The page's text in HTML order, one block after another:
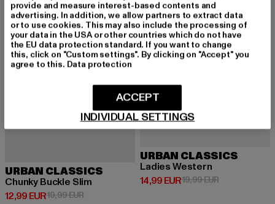
URBAN CLASSICS
Chunky Buckle Slim
12,99 EUR
Derzeitiger Preis: 12,99 EUR
19,99 EURAktionspreis: 19,99 EUR
URBAN CLASSICS
Ladies Western
14,99 EUR
Derzeitiger Preis: 14,99 EUR
19,99 EURAktionspreis:
provide and measure interest-based contents and
advertising. In addition, we allow partners to extract data
or to use cookies. This may also include the processing of
your data in the USA or other countries which do not have
the EU data protection standard. If you want to change
this, click on "Custom settings". By clicking on "Accept" you
agree to this. Data protection
INDIVIDUAL SETTINGS
ACCEPT